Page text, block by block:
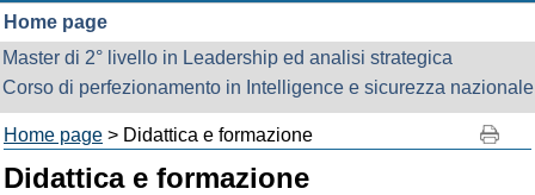
Home page
Master di 2° livello in Leadership ed analisi strategica
Corso di perfezionamento in Intelligence e sicurezza nazionale
Home page > Didattica e formazione
Didattica e formazione